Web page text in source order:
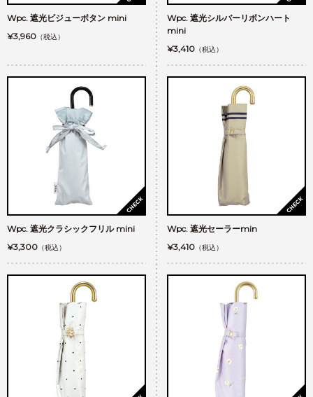
Wpc. 遮光ビジューボタン mini
¥3,960 （税込）
Wpc. 遮光シルバーリボンハート
mini
¥3,410 （税込）
Wpc. 遮光クラシックフリル mini
¥3,300 （税込）
Wpc. 遮光セーラーmin
¥3,410 （税込）